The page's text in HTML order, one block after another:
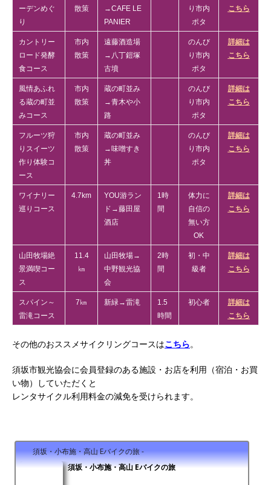
ーデンめぐ
り
散策
→CAFE LE
PANIER
り市内
ポタ
こちら
カントリー
ロード発酵
食コース
市内
散策
遠藤酒造場
→八丁鎧塚
古墳
のんび
り市内
ポタ
詳細は
こちら
風情あふれ
る蔵の町並
みコース
市内
散策
蔵の町並み
→青木や小
路
のんび
り市内
ポタ
詳細は
こちら
フルーツ狩
りスイーツ
作り体験コ
ース
市内
散策
蔵の町並み
→味噌すき
丼
のんび
り市内
ポタ
詳細は
こちら
ワイナリー
巡りコース
4.7km
YOU游ラン
ド→藤田屋
酒店
1時
間
体力に
自信の
無い方
OK
詳細は
こちら
山田牧場絶
景満喫コー
ス
11.4
㎞
山田牧場→
中野観光協
会
2時
間
初・中
級者
詳細は
こちら
スパイン～
雷滝コース
7㎞ 新緑→雷滝
1.5
時間
初心者
詳細は
こちら
その他のおススメサイクリングコースはこちら。
須坂市観光協会に会員登録のある施設・お店を利用（宿泊・お買
い物）していただくと
レンタサイクル利用料金の減免を受けられます。
須坂・小布施・高山 Eバイクの旅 -
須坂・小布施・高山 Eバイクの旅